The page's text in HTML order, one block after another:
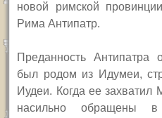
новой римской
Рима Антипатр.
Преданность Антипатра
был родом из Идумеи,
Иудеи. Когда ее захватил
насильно обращены